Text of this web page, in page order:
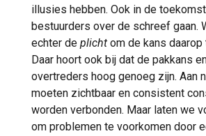
illusies hebben. Ook in de
bestuurders over de schreef gaan.
echter de plicht om de kans daarop
Daar hoort ook bij dat de pakkans
overtreders hoog genoeg zijn. Aan
moeten zichtbaar en consistent
worden verbonden. Maar laten we
om problemen te voorkomen door